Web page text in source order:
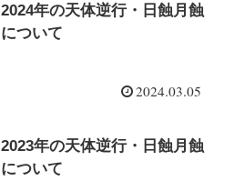
2024年の天体逆行・日蝕月蝕
について
2024.03.05
2023年の天体逆行・日蝕月蝕
について